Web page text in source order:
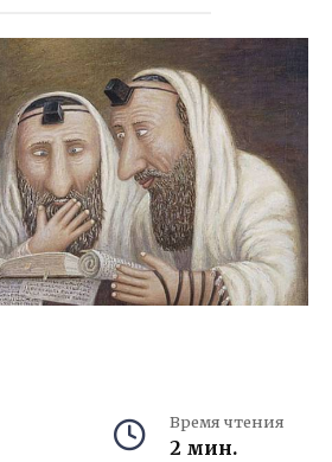
Время чтения
2 мин.